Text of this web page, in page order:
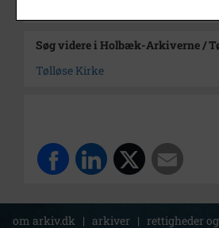
Søg videre i Holbæk-Arkiverne /
Tølløse Kirke
om arkiv.dk | arkiver | rettigheder